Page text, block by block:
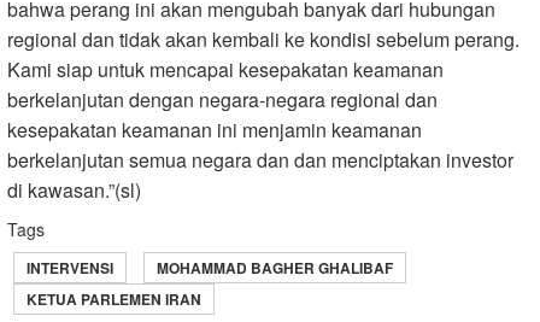
bahwa perang ini akan mengubah banyak dari hubungan
regional dan tidak akan kembali ke kondisi sebelum perang.
Kami siap untuk mencapai kesepakatan keamanan
berkelanjutan dengan negara-negara regional dan
kesepakatan keamanan ini menjamin keamanan
berkelanjutan semua negara dan dan menciptakan investor
di kawasan.”(sl)
Tags
INTERVENSI
MOHAMMAD BAGHER GHALIBAF
KETUA PARLEMEN IRAN